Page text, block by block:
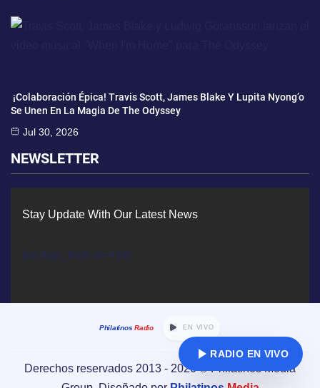
¡Colaboración Épica! Travis Scott, James Blake Y Lupita Nyong’o
Se Unen En La Magia De The Odyssey
Jul 30, 2026
NEWSLETTER
Stay Update With Our Latest News
[mc4wp_form id=434]
Philatinos Radio EN VIVO
Derechos reservados 2013 - 2026© Philatinos Media
RADIO EN VIVO